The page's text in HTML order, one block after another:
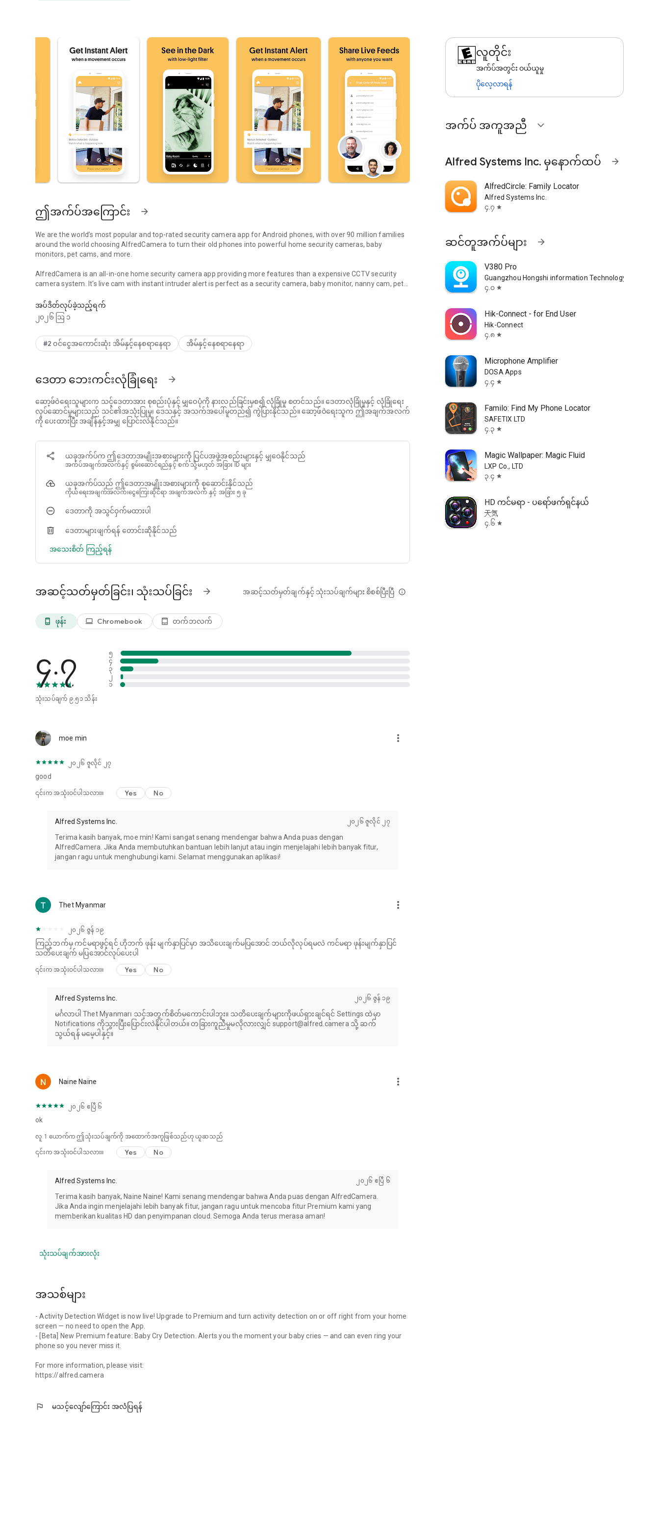
ဤအက်ပ်အကြောင်း arrow_forward
We are the world’s most popular and top-rated security camera app for Android phones, with over 90 million families
around the world choosing AlfredCamera to turn their old phones into powerful home security cameras, baby
monitors, pet cams, and more.
AlfredCamera is an all-in-one home security camera app providing more features than a expensive CCTV security
camera system. It's live cam with instant intruder alert is perfect as a security camera, baby monitor, nanny cam, pet
AlfredCamera is well-recognized as:
⏩ “Most Innovative App” － Google Play (2016)
⏩ “One of the Best App Options for Setting up Your Phone as a Security Camera” － CNET (Feb 2023)
⏩ “Home Protection is Achieved at Low Cost and Without Many Complications” － Infobae (June 2021)
Whether you’re looking for a surveillance camera app or webcam app to keep an eye on your belongings, a baby
AlfredCamera home security camera app is the perfect solution for your smart home.
✅ 24/7 LIVE STREAM: Watch high-quality live video from anywhere with Alfred's live camera stream.
✅ LOW-LIGHT FILTER: Enhanced visibility at night for your nanny cam, pet monitor.
✅ WALKIE-TALKIE: Deter thieves, interact with visitors or pets, and soothe babies.
✅ 360 CAMERA: Cover a larger area with both lenses.
✅ ZOOM, SCHEDULE, SOUND DETECTION, REMINDER, TRUST CIRCLE, SIREN, and more...
Works smoothly via WiFi, 3G, and LTE.
SUPER EASY TO SET UP
AlfredCamera is the easiest-to-install surveillance camera system with professional-grade features that allows you
to DIY your own home security camera, pet cam, baby cam or nanny cam in few minutes:
🔹 Install Alfred Camera App on two devices, your old phone becomes the camera, your current device is the viewer
🔹 Scan a QR code to pair them.
Unlike traditional CCTV cameras or home surveillance cameras, Alfred is a portable CCTV camera, place it anywhere
for extra security. It works great as a nanny cam, baby camera, or dog monitor while traveling, renting an Airbnb, or
📷 SIMPLE SECURITY AT YOUR FINGERTIPS
✔️ Monitor pets when you're away with a reliable dog camera or pet cam
✔️ Check on elderly family with real-time remote video access
✔️ Sound alerts and night vision on your pet cam, baby camera, or dog camera
✔️ Protect your home with smart motion-triggered alerts
✔️ Create a smart CCTV system, your own pet cam, baby camera, or dog camera using just two phones and the Alfred
SMART, CONVENIENT, ECO-CONSCIOUS
First time choosing a CCTV camera app or home security system? The best home surveillance camera app you can
home project if you are interested in building a smart home or experimenting with Google Assistant.
devices. So why not use yours as a pet monitor, dog monitor, baby monitor, nanny cam, webcam, or IP cam?
automatically charged for renewal. You can manage your subscription and auto-renewal by going to Account
Settings.
Want to learn more about how to monitor your home? Please visit our official website https://reurl.cc/jvKWrM
အပ်ဒိတ်လုပ်ခဲ့သည့်ရက်
၂၀၂၆ ဩ ၁
#2 ဝင်ငွေအကောင်းဆုံး အိမ်နှင့်နေစရာနေရာ အိမ်နှင့်နေစရာနေရာ
ဒေတာ ဘေးကင်းလုံခြုံရေး arrow_forward
ဆော့ဖ်ဝဲရေးသူများက သင့်ဒေတာအား စုစည်းပုံနှင့် မျှဝေပုံကို နားလည်ခြင်းမှစ၍ လုံခြုံမှု စတင်သည်။ ဒေတာလုံခြုံမှုနှင့် လုံခြုံရေး
လုပ်ဆောင်မှုများသည် သင်၏အသုံးပြုမှု၊ ဒေသနှင့် အသက်အပေါ်မူတည်၍ ကွဲပြားနိုင်သည်။ ဆော့ဖ်ဝဲရေးသူက ဤအချက်အလက်
ကို ပေးထားပြီး အချိန်နှင့်အမျှ ပြောင်းလဲနိုင်သည်။
ယခုအက်ပ်က ဤဒေတာအမျိုးအစားများကို ပြင်ပအဖွဲ့အစည်းများနှင့် မျှဝေနိုင်သည်
အက်ပ်အချက်အလက်နှင့် စွမ်းဆောင်ရည်နှင့် စက် သို့မဟုတ် အခြား ID များ
ယခုအက်ပ်သည် ဤဒေတာအမျိုးအစားများကို စုဆောင်းနိုင်သည်
ကိုယ်ရေးအချက်အလက်၊ငွေကြေးဆိုင်ရာ အချက်အလက် နှင့် အခြား ၅ ခု
ဒေတာကို အသွင်ဝှက်မထားပါ
ဒေတာများဖျက်ရန် တောင်းဆိုနိုင်သည်
အသေးစိတ် ကြည့်ရန်
အဆင့်သတ်မှတ်ခြင်း၊ သုံးသပ်ခြင်း arrow_forward အဆင့်သတ်မှတ်ချက်နှင့် သုံးသပ်ချက်များ စိစစ်ပြီးပြီ info_outline
phone_android ဖုန်း laptop Chromebook tablet_android တက်ဘလက်
၄.၇
သုံးသပ်ချက် ၉.၅၁ သိန်း
၅
၄
၃
၂
၁
moe min more_vert
၂၀၂၆ ဇူလိုင် ၂၇
good
၎င်းက အသုံးဝင်ပါသလား။ Yes No
Alfred Systems Inc. ၂၀၂၆ ဇူလိုင် ၂၇
Terima kasih banyak, moe min! Kami sangat senang mendengar bahwa Anda puas dengan
AlfredCamera. Jika Anda membutuhkan bantuan lebih lanjut atau ingin menjelajahi lebih banyak fitur,
jangan ragu untuk menghubungi kami. Selamat menggunakan aplikasi!
Thet Myanmar more_vert
၂၀၂၆ ဇွန် ၁၉
ကြည့်ဘက်မှ ကင်မရာဖွင့်ရင် ဟိုဘက် ဖုန်း မျက်နှာပြင်မှာ အသိပေးချက်မပြအောင် ဘယ်လိုလုပ်ရမလဲ ကင်မရာ ဖုန်းမျက်နှာပြင်
သတိပေးချက် မပြအောင်လုပ်​ပေးပါ
၎င်းက အသုံးဝင်ပါသလား။ Yes No
Alfred Systems Inc. ၂၀၂၆ ဇွန် ၁၉
မင်္ဂလာပါ Thet Myanmar၊ သင့်အတွက်စိတ်မကောင်းပါဘူး။ သတိပေးချက်များကိုဖယ်ရှားချင်ရင် Settings ထဲမှာ
Notifications ကိုသွားပြီးပြောင်းလဲနိုင်ပါတယ်။ တခြားကူညီမှုမလိုလားလျှင် support@alfred.camera သို့ ဆက်
သွယ်ရန် မမေ့ပါနှင့်။
Naine Naine more_vert
၂၀၂၆ ဧပြီ ၆
ok
လူ 1 ယောက်က ဤသုံးသပ်ချက်ကို အထောက်အကူဖြစ်သည်ဟု ယူဆသည်
၎င်းက အသုံးဝင်ပါသလား။ Yes No
Alfred Systems Inc. ၂၀၂၆ ဧပြီ ၆
Terima kasih banyak, Naine Naine! Kami senang mendengar bahwa Anda puas dengan AlfredCamera.
Jika Anda ingin menjelajahi lebih banyak fitur, jangan ragu untuk mencoba fitur Premium kami yang
memberikan kualitas HD dan penyimpanan cloud. Semoga Anda terus merasa aman!
သုံးသပ်ချက်အားလုံး
အသစ်များ
- Activity Detection Widget is now live! Upgrade to Premium and turn activity detection on or off right from your home
screen — no need to open the App.
- [Beta] New Premium feature: Baby Cry Detection. Alerts you the moment your baby cries — and can even ring your
phone so you never miss it.
For more information, please visit:
https://alfred.camera
flag မသင့်လျော်ကြောင်း အလံပြရန်
လူတိုင်း
အက်ပ်အတွင်း ဝယ်ယူမှု
ပိုလေ့လာရန်
အက်ပ် အကူအညီ expand_more
Alfred Systems Inc. မှနောက်ထပ် arrow_forward
AlfredCircle: Family Locator
Alfred Systems Inc.
၄.၇ star
ဆင်တူအက်ပ်များ arrow_forward
V380 Pro
Guangzhou Hongshi information Technology Co., Ltd
၄.၀ star
Hik-Connect - for End User
Hik-Connect
၄.၈ star
Microphone Amplifier
DOSA Apps
၄.၄ star
Familo: Find My Phone Locator
SAFETIX LTD
၄.၃ star
Magic Wallpaper: Magic Fluid
LXP Co., LTD
၃.၄ star
HD ကင်မရာ - ပရော်ဖက်ရှင်နယ်
天気
၄.၆ star